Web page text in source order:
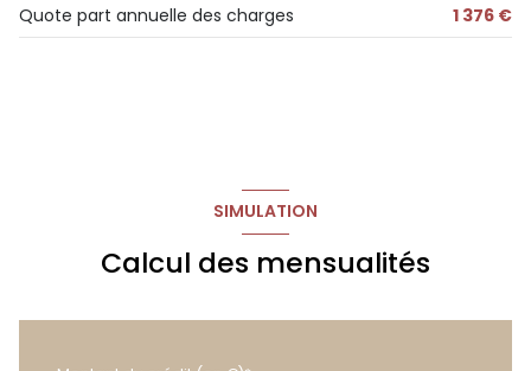
Quote part annuelle des charges 1 376 €
SIMULATION
Calcul des mensualités